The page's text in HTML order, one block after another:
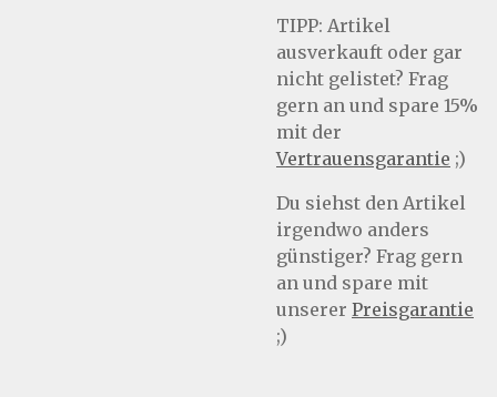
TIPP: Artikel
ausverkauft oder gar
nicht gelistet? Frag
gern an und spare 15%
mit der
Vertrauensgarantie ;)
Du siehst den Artikel
irgendwo anders
günstiger? Frag gern
an und spare mit
unserer Preisgarantie
;)